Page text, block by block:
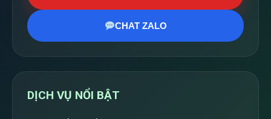
CHAT ZALO
DỊCH VỤ NỔI BẬT